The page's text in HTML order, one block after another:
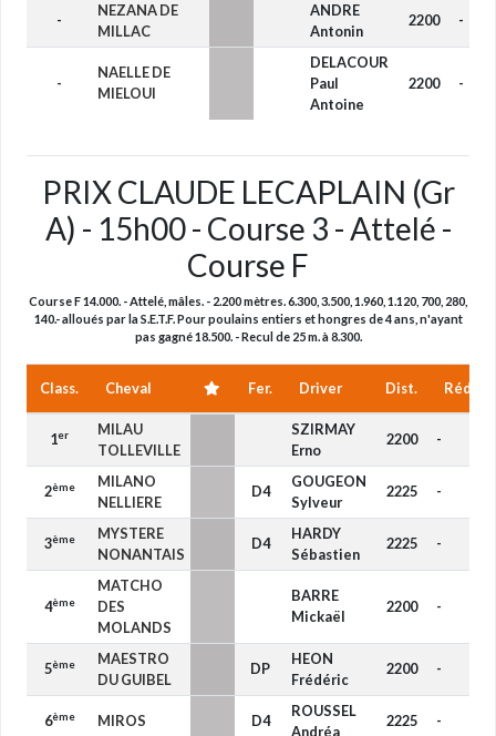
-
NEZANA DE
MILLAC
ANDRE
Antonin
2200 -
-
NAELLE DE
MIELOUI
DELACOUR
Paul
Antoine
2200 -
PRIX CLAUDE LECAPLAIN (Gr
A) - 15h00 - Course 3 - Attelé -
Course F
Course F 14.000. - Attelé, mâles. - 2.200 mètres. 6.300, 3.500, 1.960, 1.120, 700, 280,
140.- alloués par la S.E.T.F. Pour poulains entiers et hongres de 4 ans, n'ayant
pas gagné 18.500. - Recul de 25 m. à 8.300.
Class. Cheval Fer. Driver Dist.
1er
MILAU
TOLLEVILLE
SZIRMAY
Erno
2200 -
2ème
MILANO
NELLIERE
D4
GOUGEON
Sylveur
2225 -
3ème
MYSTERE
NONANTAIS
D4
HARDY
Sébastien
2225 -
4ème
MATCHO
DES
MOLANDS
BARRE
Mickaël
2200 -
5ème
MAESTRO
DU GUIBEL
DP
HEON
Frédéric
2200 -
6ème MIROS D4
ROUSSEL
Andréa
2225 -